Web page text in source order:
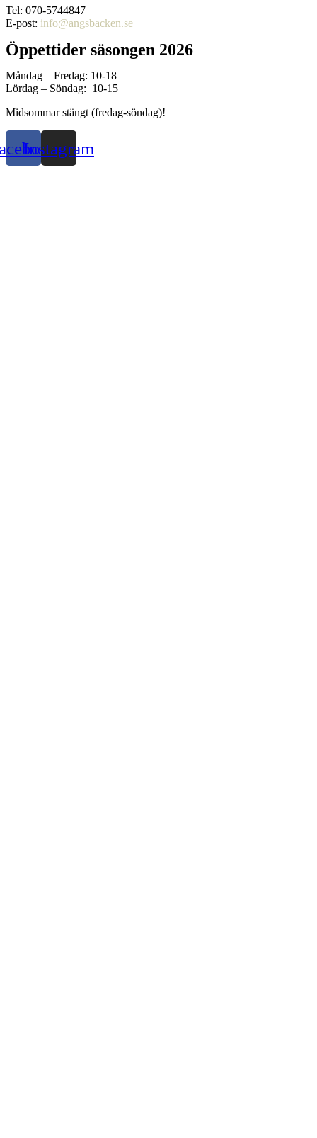
Tel: 070-5744847
E-post: info@angsbacken.se
Öppettider säsongen 2026
Måndag – Fredag: 10-18
Lördag – Söndag: 10-15
Midsommar stängt (fredag-söndag)!
Instagram